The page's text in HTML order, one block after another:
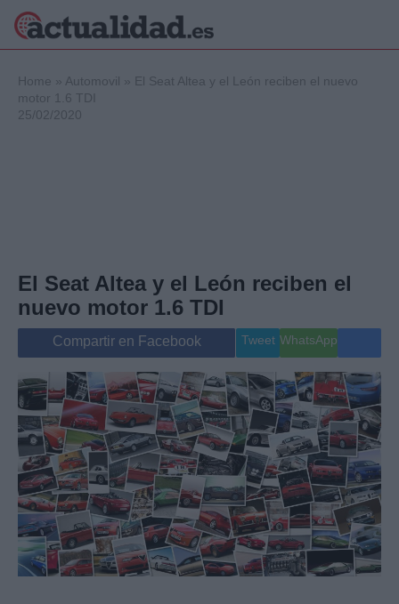
Internacional
Viajes
Gente
Musica
Home » Automovil » El Seat Altea y el León reciben el nuevo
motor 1.6 TDI
25/02/2020
El Seat Altea y el León reciben el
nuevo motor 1.6 TDI
Compartir en Facebook Tweet WhatsApp